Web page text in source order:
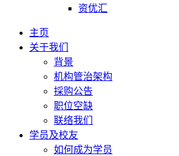
资优汇
主页
关于我们
背景
机构管治架构
採购公告
职位空缺
联络我们
学员及校友
如何成为学员